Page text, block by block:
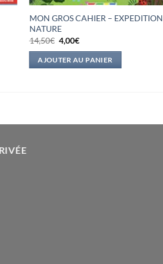
MON GROS CAHIER – EXPEDITION
NATURE
14,50€ Le
prix
initial
était :
4,00€Le
actuel
est :
AJOUTER AU PANIER